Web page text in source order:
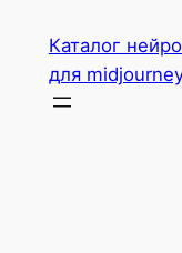
содержимому
Каталог
для